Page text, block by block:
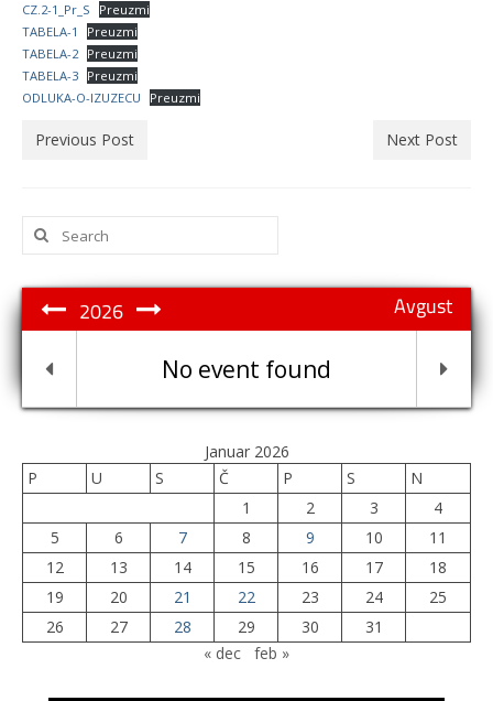
CZ.2-1_Pr_S
Preuzmi
TABELA-1
Preuzmi
TABELA-2 Preuzmi
TABELA-3 Preuzmi
ODLUKA-O-IZUZECU
Preuzmi
Previous Post Next Post
Search
for:
Avgust
2026
No event found
Januar 2026
P
U S Č P S
N
1
2 3
4
5
6 7 8 9 10
11
12
13 14 15 16 17
18
19
20 21 22 23 24
25
26
27 28 29 30
31
« dec
feb »